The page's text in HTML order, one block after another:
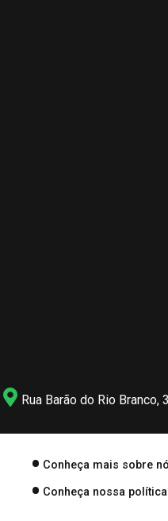
Rua Barão do Rio
Conheça mais sobre
Conheça nossa